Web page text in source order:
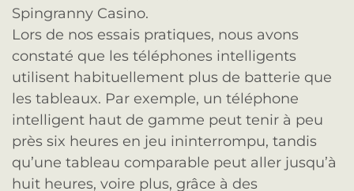
Spingranny Casino.
Lors de nos essais pratiques, nous avons
constaté que les téléphones intelligents
utilisent habituellement plus de batterie que
les tableaux. Par exemple, un téléphone
intelligent haut de gamme peut tenir à peu
près six heures en jeu ininterrompu, tandis
qu’une tableau comparable peut aller jusqu’à
huit heures, voire plus, grâce à des